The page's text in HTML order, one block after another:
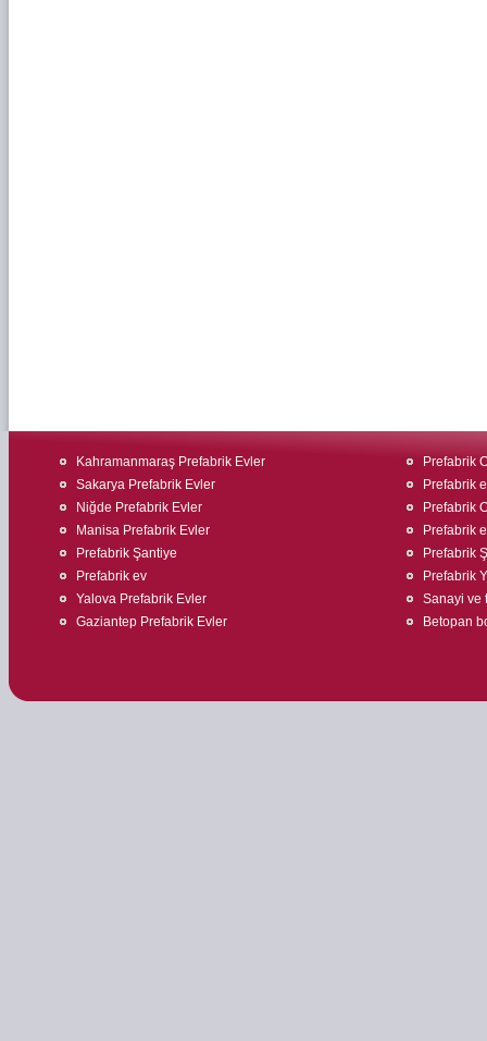
Kahramanmaraş Prefabrik Evler
Sakarya Prefabrik Evler
Niğde Prefabrik Evler
Manisa Prefabrik Evler
Prefabrik Şantiye
Prefabrik ev
Yalova Prefabrik Evler
Gaziantep Prefabrik Evler
Prefabrik
Prefabrik
Prefabrik
Prefabrik
Prefabrik
Prefabrik
Sanayi ve
Betopan